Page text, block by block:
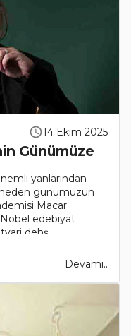
14 Ekim 2025
Günümüze
yanlarından
günümüzün
Macar
Nobel edebiyat
dehş..
Devamı..